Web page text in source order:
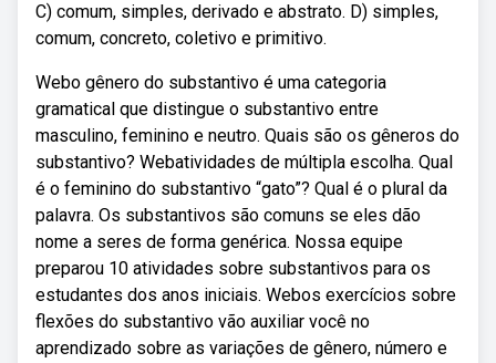
C) comum, simples, derivado e abstrato. D) simples,
comum, concreto, coletivo e primitivo.
Webo gênero do substantivo é uma categoria
gramatical que distingue o substantivo entre
masculino, feminino e neutro. Quais são os gêneros do
substantivo? Webatividades de múltipla escolha. Qual
é o feminino do substantivo “gato”? Qual é o plural da
palavra. Os substantivos são comuns se eles dão
nome a seres de forma genérica. Nossa equipe
preparou 10 atividades sobre substantivos para os
estudantes dos anos iniciais. Webos exercícios sobre
flexões do substantivo vão auxiliar você no
aprendizado sobre as variações de gênero, número e